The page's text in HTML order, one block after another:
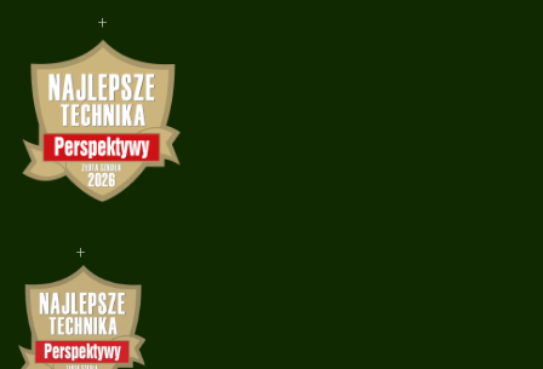
+
+